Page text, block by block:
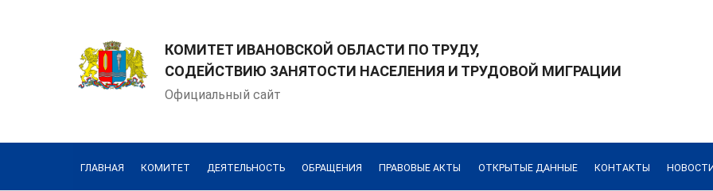
КОМИТЕТ ИВАНОВСКОЙ ОБЛАСТИ ПО ТРУДУ,
СОДЕЙСТВИЮ ЗАНЯТОСТИ НАСЕЛЕНИЯ И ТРУДОВОЙ МИГРАЦИИ
Официальный сайт
ГЛАВНАЯ КОМИТЕТ ДЕЯТЕЛЬНОСТЬ ОБРАЩЕНИЯ ПРАВОВЫЕ АКТЫ ОТКРЫТЫЕ ДАННЫЕ КОНТАКТЫ